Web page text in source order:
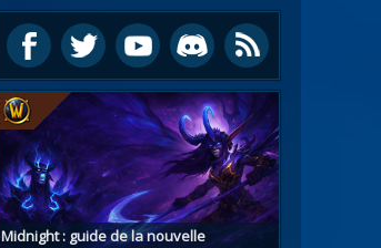
Midnight : guide de la nouvelle